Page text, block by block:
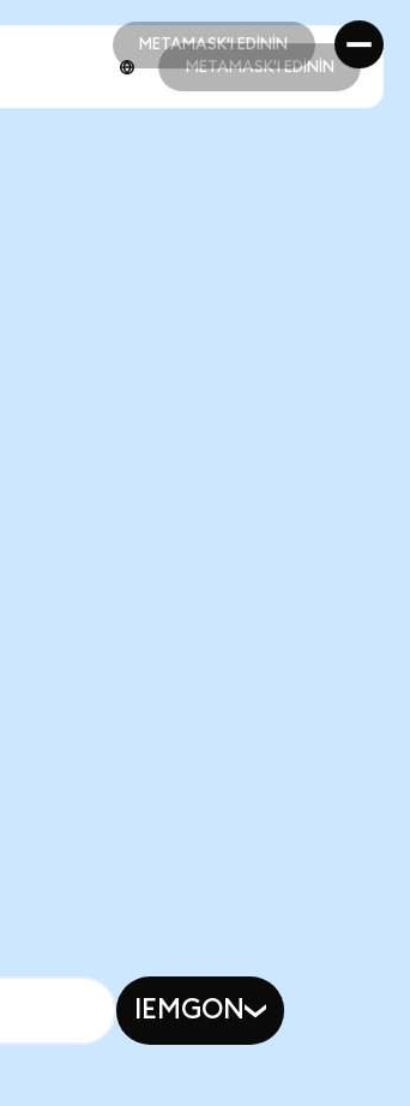
METAMASK'I EDİNİN
METAMASK'I EDİNİN
METAMASK'I EDİNİN
IEMGON